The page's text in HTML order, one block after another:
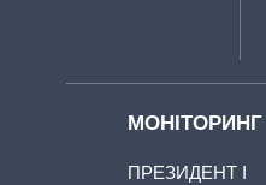
МОНІТОРИНГ
ПРЕЗИДЕНТ І